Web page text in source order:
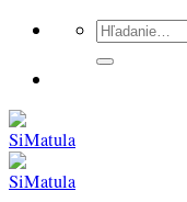
Preskočiť
obsah
Hľadať: